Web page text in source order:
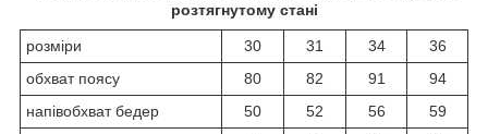
розтягнутому стані
розміри 30 31 34
36
обхват поясу
80 82 91
94
напівобхват бедер
50 52 56
59